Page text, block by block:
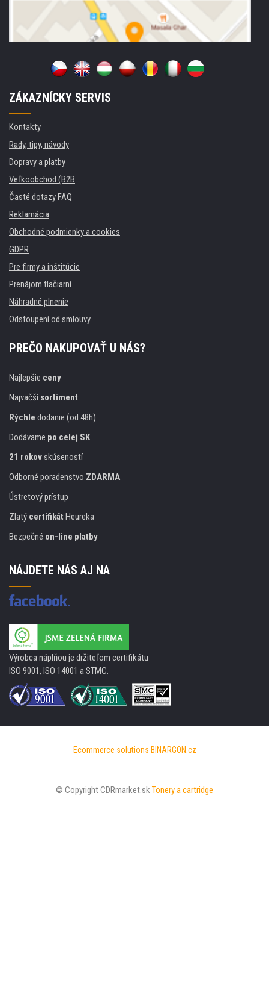
ZÁKAZNÍCKY SERVIS
Kontakty
Rady, tipy, návody
Dopravy a platby
Veľkoobchod (B2B
Časté dotazy FAQ
Reklamácia
Obchodné podmienky a cookies
GDPR
Pre firmy a inštitúcie
Prenájom tlačiarní
Náhradné plnenie
Odstoupení od smlouvy
PREČO NAKUPOVAŤ U NÁS?
Najlepšie ceny
Najväčšísortiment
Rýchle dodanie (od 48h)
Dodávame po celej SK
21 rokovskúseností
Odborné poradenstvo ZDARMA
Ústretový prístup
Zlatý certifikát Heureka
Bezpečné on-line platby
NÁJDETE NÁS AJ NA
Výrobca náplňou je držiteľom certifikátu
ISO 9001, ISO 14001 a STMC.
Ecommerce solutions BINARGON.cz
© Copyright CDRmarket.sk Tonery a cartridge